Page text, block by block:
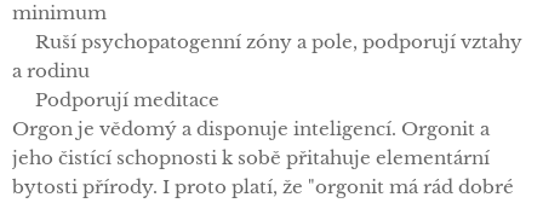
minimum
✅Ruší psychopatogenní zóny a pole, podporují vztahy
a rodinu
✅Podporují meditace
Orgon je vědomý a disponuje inteligencí. Orgonit a
jeho čistící schopnosti k sobě přitahuje elementární
bytosti přírody. I proto platí, že "orgonit má rád dobré